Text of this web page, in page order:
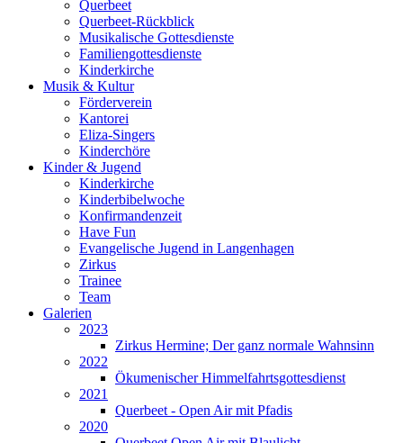
Querbeet
Querbeet-Rückblick
Musikalische Gottesdienste
Familiengottesdienste
Kinderkirche
Musik & Kultur
Förderverein
Kantorei
Eliza-Singers
Kinderchöre
Kinder & Jugend
Kinderkirche
Kinderbibelwoche
Konfirmandenzeit
Have Fun
Evangelische Jugend in Langenhagen
Zirkus
Trainee
Team
Galerien
2023
Zirkus Hermine; Der ganz normale Wahnsinn
2022
Ökumenischer Himmelfahrtsgottesdienst
2021
Querbeet - Open Air mit Pfadis
2020